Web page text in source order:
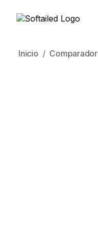
Inicio Comparador